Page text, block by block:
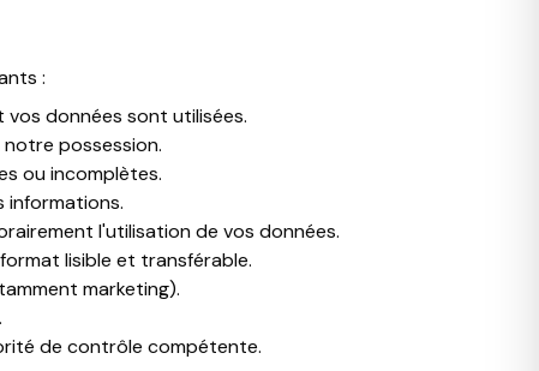
:
données sont utilisées.
possession.
ou incomplètes.
informations.
l'utilisation de vos données.
lisible et transférable.
marketing).
de contrôle compétente.